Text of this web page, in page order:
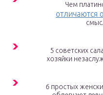
Чем
отличаются
5 советских
хозяйки
6 простых